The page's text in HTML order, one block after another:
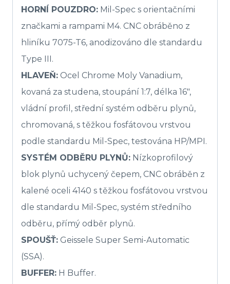
HORNÍ POUZDRO: Mil-Spec s orientačními
značkami a rampami M4. CNC obráběno z
hliníku 7075-T6, anodizováno dle standardu
Type III.
HLAVEŇ: Ocel Chrome Moly Vanadium,
kovaná za studena, stoupání 1:7, délka 16″,
vládní profil, střední systém odběru plynů,
chromovaná, s těžkou fosfátovou vrstvou
podle standardu Mil-Spec, testována HP/MPI.
SYSTÉM ODBĚRU PLYNŮ: Nízkoprofilový
blok plynů uchycený čepem, CNC obráběn z
kalené oceli 4140 s těžkou fosfátovou vrstvou
dle standardu Mil-Spec, systém středního
odběru, přímý odběr plynů.
SPOUŠŤ: Geissele Super Semi-Automatic
(SSA).
BUFFER: H Buffer.